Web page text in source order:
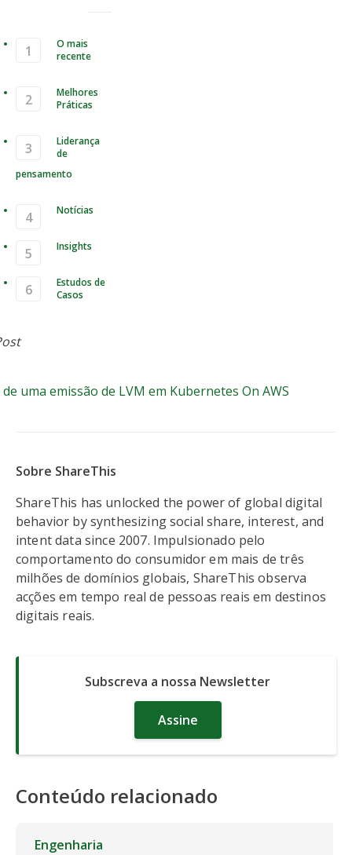
O mais
recente
Melhores
Práticas
Liderança
de
pensamento
Notícias
Insights
Estudos de
Casos
uma emissão de LVM em Kubernetes On AWS
Sobre ShareThis
ShareThis has unlocked the power of global digital
behavior by synthesizing social share, interest, and
intent data since 2007. Impulsionado pelo
comportamento do consumidor em mais de três
milhões de domínios globais, ShareThis observa
acções em tempo real de pessoas reais em destinos
digitais reais.
Subscreva a nossa Newsletter
Assine
Conteúdo relacionado
Engenharia